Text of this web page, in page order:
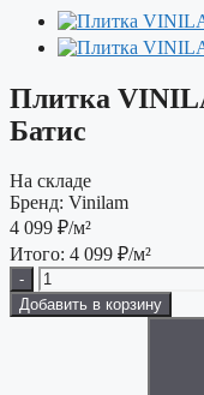
Плитка
Батис
На складе
Бренд: Vinilam
4 099 ₽/м²
Итого: 4 099 ₽/м²
-
Добавить в корзину